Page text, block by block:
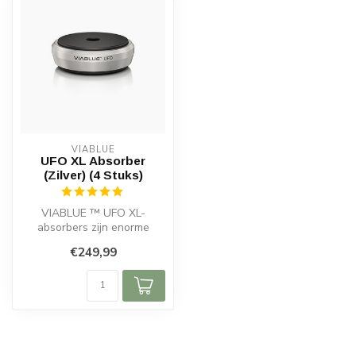
VIABLUE
UFO XL Absorber
(Zilver) (4 Stuks)
VIABLUE ™ UFO XL-
absorbers zijn enorme
onder uw zwar...
€249,99